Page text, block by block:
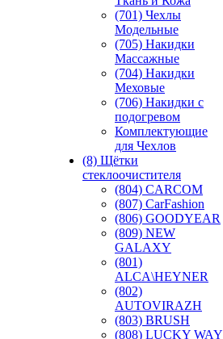
(701) Чехлы
Модельные
(705) Накидки
Массажные
(704) Накидки
Меховые
(706) Накидки с
подогревом
Комплектующие
для Чехлов
(8) Щётки
стеклоочистителя
(804) CARCOM
(807) CarFashion
(806) GOODYEAR
(809) NEW
GALAXY
(801)
ALCA\HEYNER
(802)
AUTOVIRAZH
(803) BRUSH
(808) LUCKY WAY